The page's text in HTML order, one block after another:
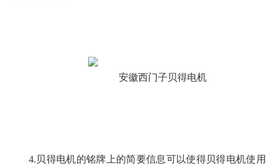
4.贝得电机的铭牌上的简要信息可以使得贝得电机使用